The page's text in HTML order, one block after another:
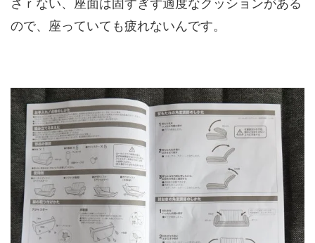
さｒない、座面は固すぎず適度なクッションがある
ので、座っていても疲れないんです。